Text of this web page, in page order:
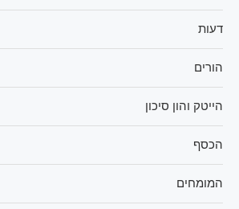
דעות
הורים
הייטק והון סיכון
הכסף
המומחים